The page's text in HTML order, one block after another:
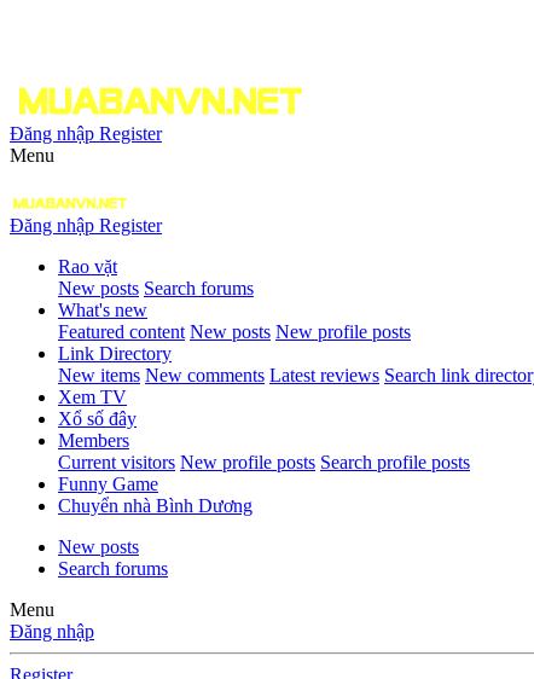
Đăng nhập Register
Menu
Đăng nhập Register
Rao vặt
New posts Search forums
What's new
Featured content New posts New profile posts
Link Directory
New items New comments Latest reviews Search link
Xem TV
Xổ số đây
Members
Current visitors New profile posts Search profile posts
Funny Game
Chuyển nhà Bình Dương
New posts
Search forums
Menu
Đăng nhập
Register